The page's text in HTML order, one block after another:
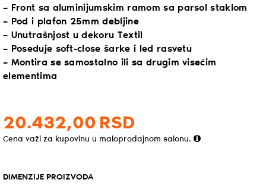
– Front sa aluminijumskim ramom sa parsol staklom
– Pod i plafon 25mm debljine
– Unutrašnjost u dekoru Textil
– Poseduje soft-close šarke i led rasvetu
– Montira se samostalno ili sa drugim visećim
elementima
20.432,00 RSD
Cena važi za kupovinu u maloprodajnom salonu.
DIMENZIJE PROIZVODA